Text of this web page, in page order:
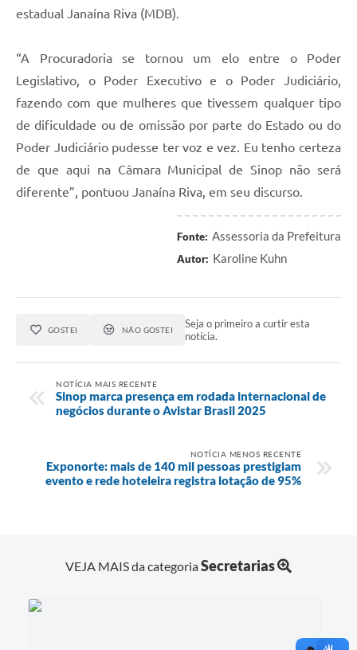
estadual Janaína Riva (MDB).
“A Procuradoria se tornou um elo entre o Poder
Legislativo, o Poder Executivo e o Poder Judiciário,
fazendo com que mulheres que tivessem qualquer tipo
de dificuldade ou de omissão por parte do Estado ou do
Poder Judiciário pudesse ter voz e vez. Eu tenho certeza
de que aqui na Câmara Municipal de Sinop não será
diferente”, pontuou Janaína Riva, em seu discurso.
Fonte: Assessoria da Prefeitura
Autor: Karoline Kuhn
GOSTEI NÃO GOSTEI
Seja o primeiro a curtir esta
notícia.
NOTÍCIA MAIS RECENTE
Sinop marca presença em rodada internacional de
negócios durante o Avistar Brasil 2025
NOTÍCIA MENOS RECENTE
Exponorte: mais de 140 mil pessoas prestigiam
evento e rede hoteleira registra lotação de 95%
VEJA MAIS da categoriaSecretarias